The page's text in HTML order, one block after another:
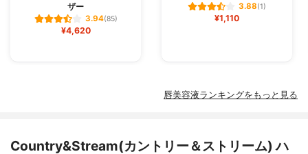
ザー
3.94(85)
¥4,620
3.88(1)
¥1,110
唇美容液ランキングをもっと見る
Country&Stream(カントリー＆ストリーム) ハ